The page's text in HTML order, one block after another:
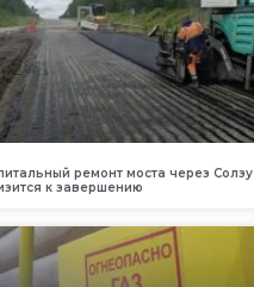
ремонт моста через Солзу
к завершению